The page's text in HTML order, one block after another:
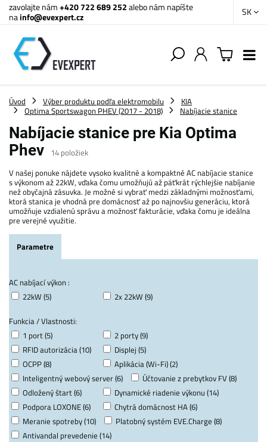
zavolajte nám+420 722 689 252alebo nám napíšte
nainfo@evexpert.cz SK
Úvod Výber produktu podľa elektromobilu
KIA
Optima Sportswagon PHEV (2017 - 2018)
Nabíjacie stanice
Nabíjacie stanice pre Kia Optima
Phev 14 položiek
V našej ponuke nájdete vysoko kvalitné a kompaktné AC nabíjacie stanice
s výkonom až 22kW, vďaka čomu umožňujú až päťkrát rýchlejšie nabíjanie
než obyčajná zásuvka. Je možné si vybrať medzi základnými možnosťami,
ktorá stanica je vhodná pre domácnosť až po najnovšiu generáciu, ktorá
umožňuje vzdialenú správu a možnosť fakturácie, vďaka čomu je ideálna
pre verejné využitie.
Parametre
AC nabíjací výkon :
22kW (5)
2x 22kW (9)
Funkcia / Vlastnosti:
1 port (5)
2 porty (9)
RFID autorizácia (10)
Displej (5)
OCPP (8)
Aplikácia (Wi-Fi) (2)
Inteligentný webový server (6)
Účtovanie z prebytkov FV (8)
Odložený štart (6)
Dynamické riadenie výkonu (14)
Podpora LOXONE (6)
Chytrá domácnost HA (6)
Meranie spotreby (10)
Platobný systém EVE.Charge (8)
Antivandal prevedenie (14)